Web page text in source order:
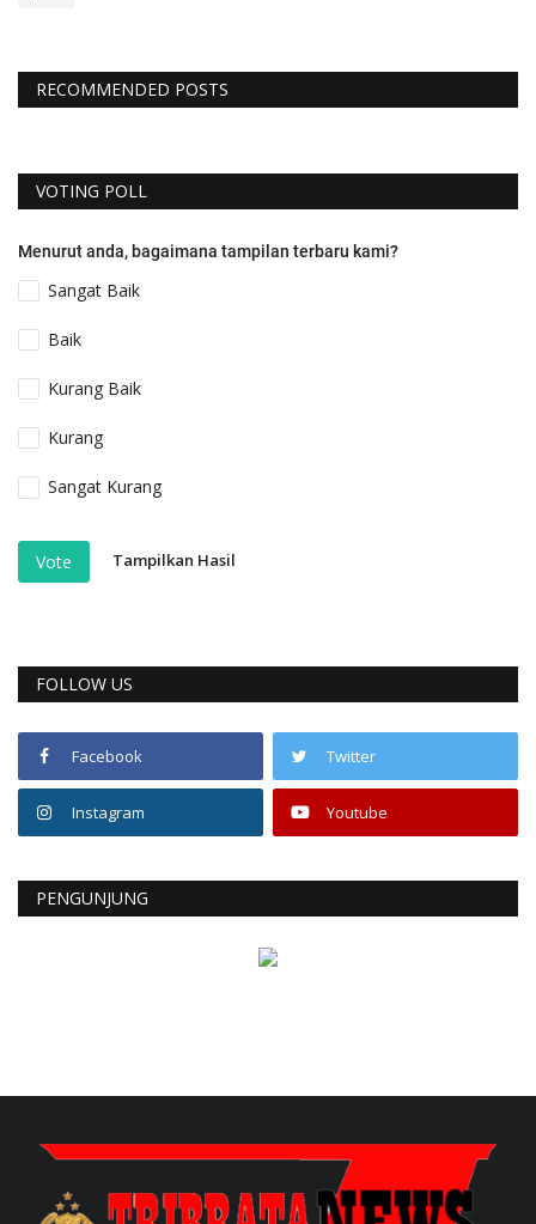
RECOMMENDED POSTS
VOTING POLL
Menurut anda, bagaimana tampilan terbaru kami?
Sangat Baik
Baik
Kurang Baik
Kurang
Sangat Kurang
Vote Tampilkan Hasil
FOLLOW US
Facebook Twitter
Instagram Youtube
PENGUNJUNG